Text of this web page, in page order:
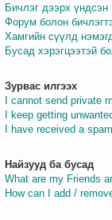
Бичлэг дээрх үндсэн
Форум болон
Хамгийн сүүлд
Бусад хэрэгцээтэй
Зурвас илгээх
I cannot send private
I keep getting
I have received a
Найзууд ба бусад
What are my Friends
How can I add /